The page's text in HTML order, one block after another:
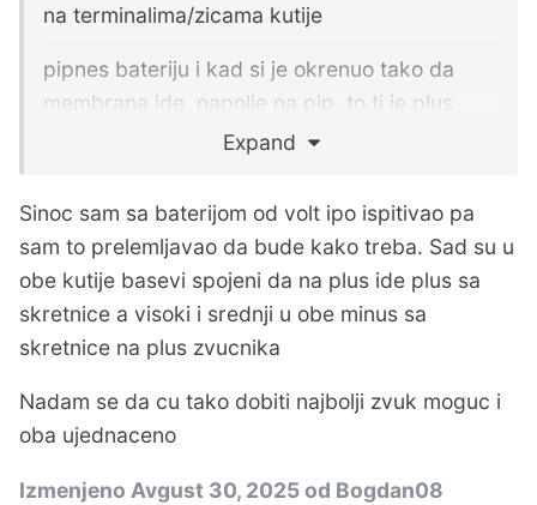
na terminalima/zicama kutije
pipnes bateriju i kad si je okrenuo tako da
membrana ide napolje na pip, to ti je plus
naravno, primarno je da je driver spojen kako
spojeni jednaki driveri u kutijama
ukratko, plus sa skretnice ide na plus bassa,
mora biti jednako u kutijama
Expand
Sinoc sam sa baterijom od volt ipo ispitivao pa
sam to prelemljavao da bude kako treba. Sad su u
obe kutije basevi spojeni da na plus ide plus sa
skretnice a visoki i srednji u obe minus sa
skretnice na plus zvucnika
Nadam se da cu tako dobiti najbolji zvuk moguc i
oba ujednaceno
Izmenjeno Avgust 30, 2025od Bogdan08